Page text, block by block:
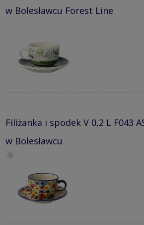
w Bolesławcu Forest Line
Filiżanka i spodek V 0,2 L F043
w Bolesławcu